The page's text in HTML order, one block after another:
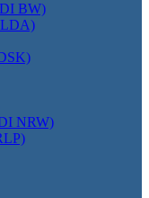
BW)
NRW)